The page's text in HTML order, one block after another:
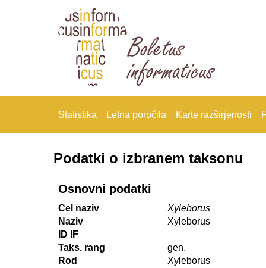
Statistika Letna poročila Karte razširjenosti
Podatki o izbranem taksonu
Osnovni podatki
Cel naziv
Xyleborus
Naziv
Xyleborus
ID IF
Taks. rang
gen.
Rod
Xyleborus